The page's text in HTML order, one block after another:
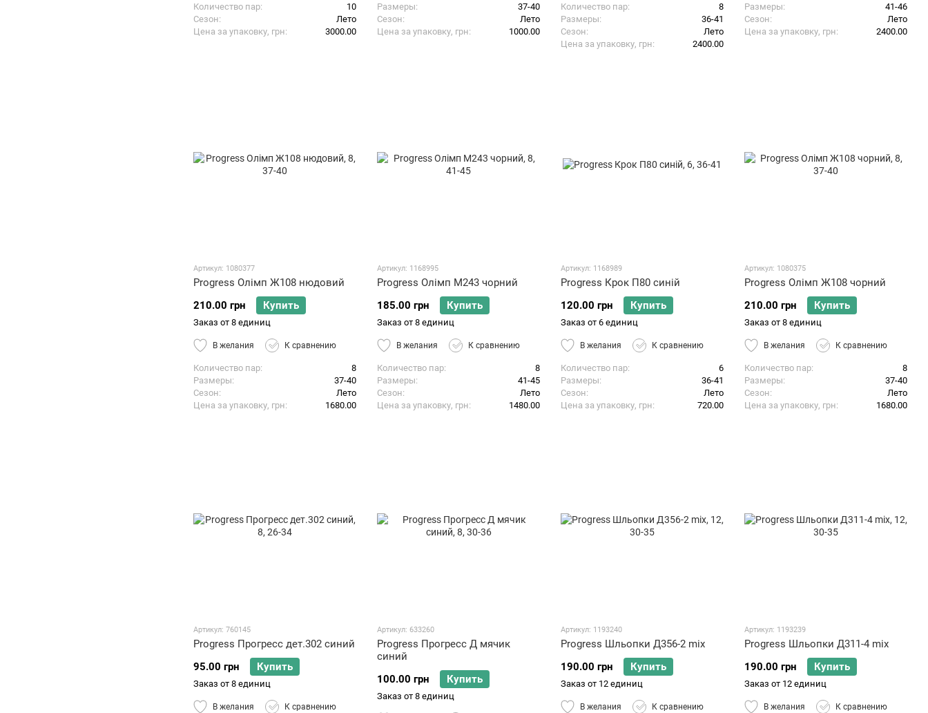
Количество пар
10
Сезон
Лето
Цена за упаковку, грн
3000.00
Размеры
37-40
Сезон
Лето
Цена за упаковку, грн
1000.00
Количество пар
8
Размеры
36-41
Сезон
Лето
Цена за упаковку, грн
2400.00
Размеры
41-46
Сезон
Лето
Цена за упаковку, грн
2400.00
Артикул: 1080377
Progress Олімп Ж108 нюдовий
210.00 грн
Купить
Заказ от 8 единиц
В желания К сравнению
Количество пар
8
Размеры
37-40
Сезон
Лето
Цена за упаковку, грн
1680.00
Артикул: 1168995
Progress Олімп М243 чорний
185.00 грн
Купить
Заказ от 8 единиц
В желания К сравнению
Количество пар
8
Размеры
41-45
Сезон
Лето
Цена за упаковку, грн
1480.00
Артикул: 1168989
Progress Крок П80 синій
120.00 грн
Купить
Заказ от 6 единиц
В желания К сравнению
Количество пар
6
Размеры
36-41
Сезон
Лето
Цена за упаковку, грн
720.00
Артикул: 1080375
Progress Олімп Ж108 чорний
210.00 грн
Купить
Заказ от 8 единиц
В желания К сравнению
Количество пар
8
Размеры
37-40
Сезон
Лето
Цена за упаковку, грн
1680.00
Артикул: 760145
Progress Прогресс дет.302 синий
95.00 грн
Купить
Заказ от 8 единиц
В желания К сравнению
Артикул: 633260
Progress Прогресс Д мячик
синий
100.00 грн
Купить
Заказ от 8 единиц
Артикул: 1193240
Progress Шльопки Д356-2 mix
190.00 грн
Купить
Заказ от 12 единиц
В желания К сравнению
Артикул: 1193239
Progress Шльопки Д311-4 mix
190.00 грн
Купить
Заказ от 12 единиц
В желания К сравнению